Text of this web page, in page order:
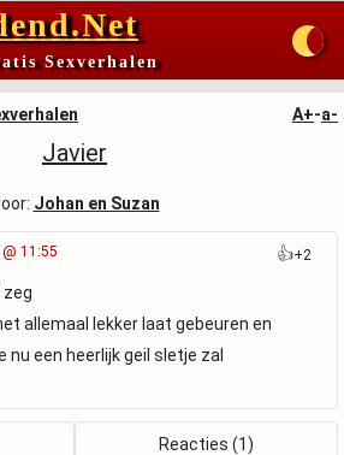
Sexverhalen
A+-a-
Javier
Johan en Suzan
11:55
zeg
allemaal lekker laat gebeuren en
nu een heerlijk geil sletje zal
👍+2
Reacties (1)